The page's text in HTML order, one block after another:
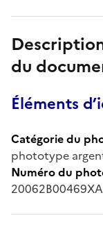
du
Éléments
Catégorie du
phototype
Numéro du
20062B00469XA